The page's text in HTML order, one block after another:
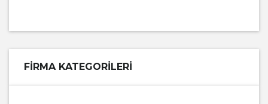
FIRMA KATEGORILERI